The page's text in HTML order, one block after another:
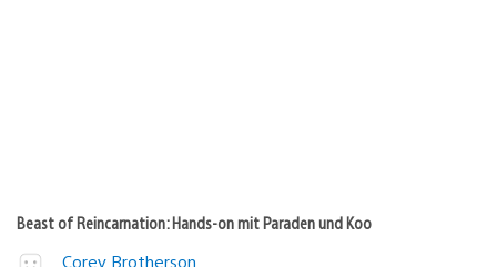
Beast of Reincarnation: Hands-on mit Paraden und Koo
Corey Brotherson